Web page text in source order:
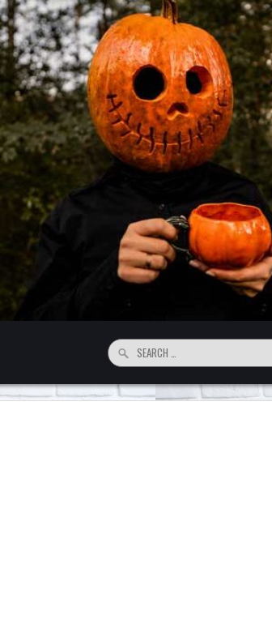
Search
for: